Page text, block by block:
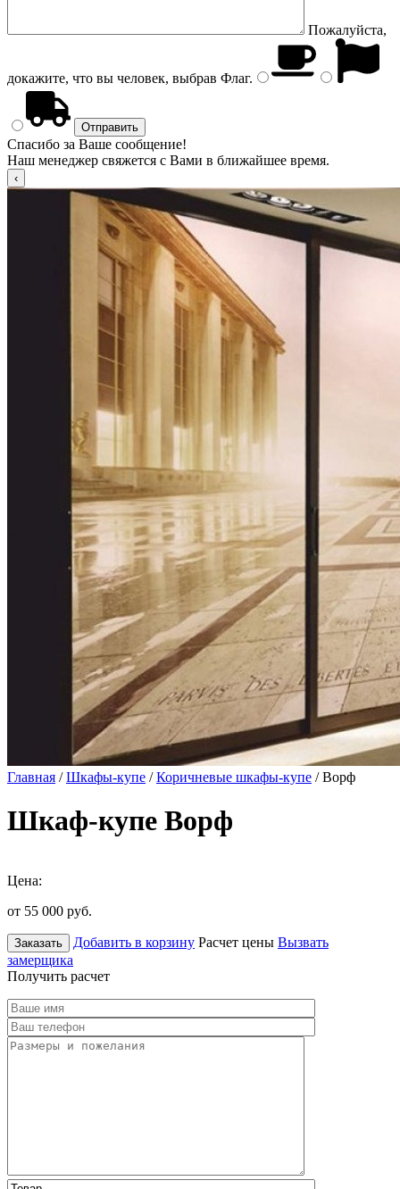
Пожалуйста,
докажите, что вы человек, выбрав Флаг.
Спасибо за Ваше сообщение!
Наш менеджер свяжется с Вами в ближайшее время.
Главная /Шкафы-купе /Коричневые шкафы-купе / Ворф
Шкаф-купе Ворф
Цена:
от 55 000 руб.
Заказать Добавить в корзину Расчет цены Вызвать
замерщика
Получить расчет